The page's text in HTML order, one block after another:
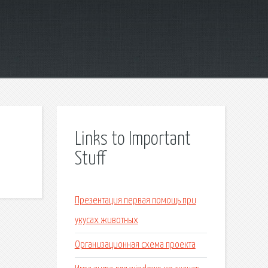
Links to Important
Stuff
Презентация первая помощь при
укусах животных
Организационная схема проекта